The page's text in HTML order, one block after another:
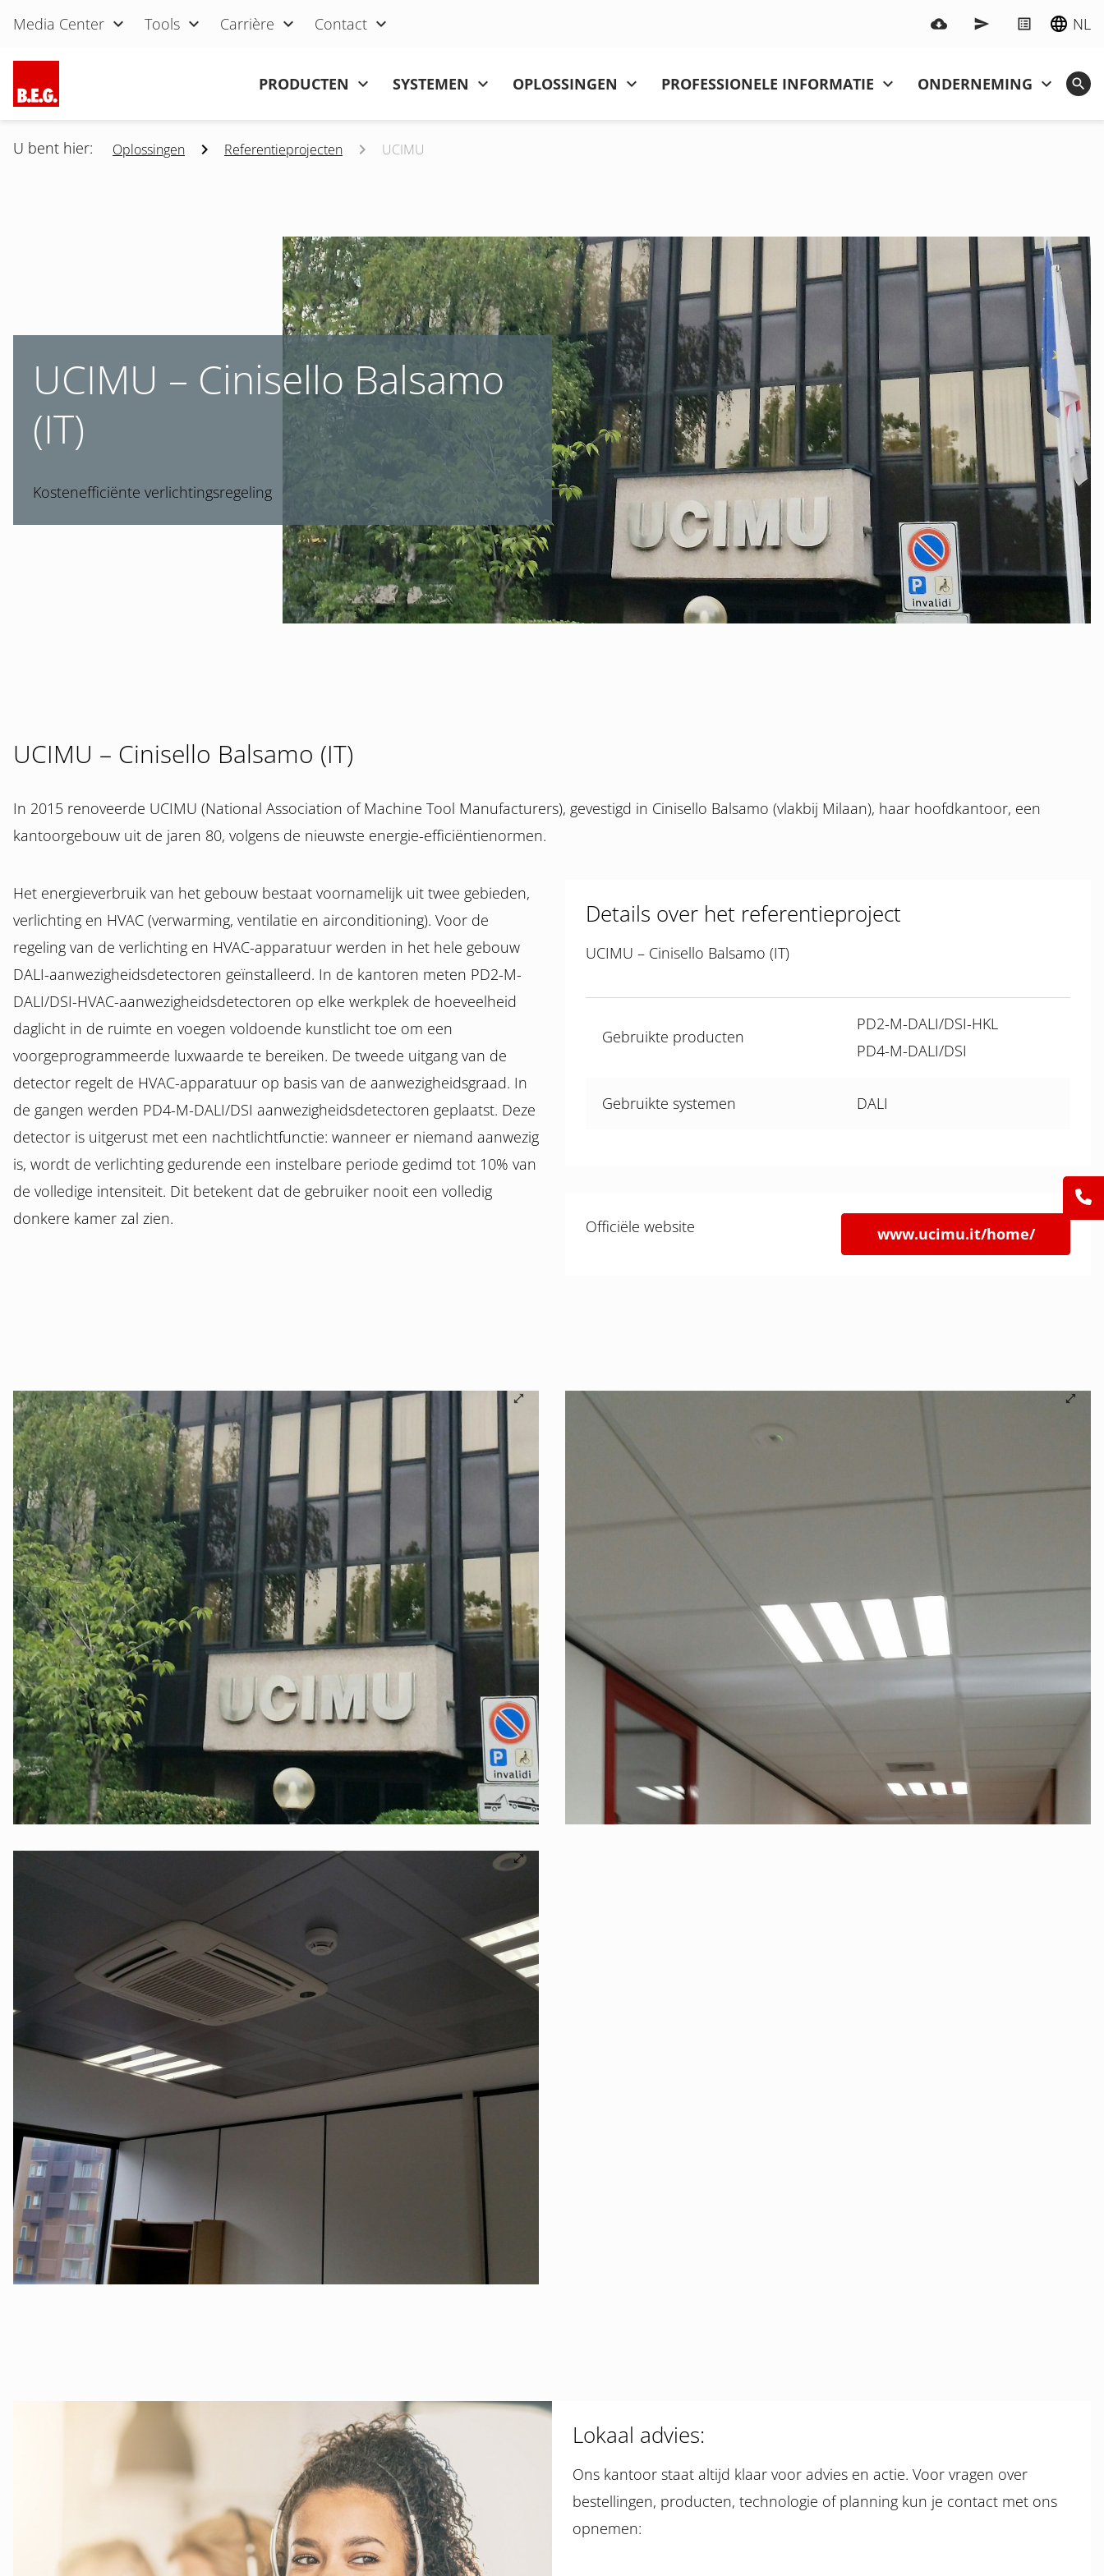
Navigatie overslaan
Media Center Tools Carrière Contact NL
PRODUCTEN SYSTEMEN OPLOSSINGEN PROFESSIONELE INFORMATIE ONDERNEMING
U bent hier: Oplossingen Referentieprojecten UCIMU
UCIMU – Cinisello Balsamo
(IT)
Kostenefficiënte verlichtingsregeling
UCIMU – Cinisello Balsamo (IT)
In 2015 renoveerde UCIMU (National Association of Machine Tool Manufacturers), gevestigd in Cinisello Balsamo (vlakbij Milaan), haar hoofdkantoor, een
kantoorgebouw uit de jaren 80, volgens de nieuwste energie-efficiëntienormen.
Het energieverbruik van het gebouw bestaat voornamelijk uit twee gebieden,
verlichting en HVAC (verwarming, ventilatie en airconditioning). Voor de
regeling van de verlichting en HVAC-apparatuur werden in het hele gebouw
DALI-aanwezigheidsdetectoren geïnstalleerd. In de kantoren meten PD2-M-
DALI/DSI-HVAC-aanwezigheidsdetectoren op elke werkplek de hoeveelheid
daglicht in de ruimte en voegen voldoende kunstlicht toe om een
voorgeprogrammeerde luxwaarde te bereiken. De tweede uitgang van de
detector regelt de HVAC-apparatuur op basis van de aanwezigheidsgraad. In
de gangen werden PD4-M-DALI/DSI aanwezigheidsdetectoren geplaatst. Deze
detector is uitgerust met een nachtlichtfunctie: wanneer er niemand aanwezig
is, wordt de verlichting gedurende een instelbare periode gedimd tot 10% van
de volledige intensiteit. Dit betekent dat de gebruiker nooit een volledig
donkere kamer zal zien.
Details over het referentieproject
UCIMU – Cinisello Balsamo (IT)
Gebruikte producten
PD2-M-DALI/DSI-HKL
PD4-M-DALI/DSI
Gebruikte systemen DALI
Officiële website www.ucimu.it/home/
©B.E.G. Brück Electronic GmbH
Lokaal advies:
Ons kantoor staat altijd klaar voor advies en actie. Voor vragen over
bestellingen, producten, technologie of planning kun je contact met ons
opnemen: